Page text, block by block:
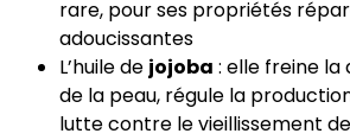
rare, pour ses propriétés
adoucissantes
L’huile de jojoba : elle freine
de la peau, régule la
lutte contre le vieillissement